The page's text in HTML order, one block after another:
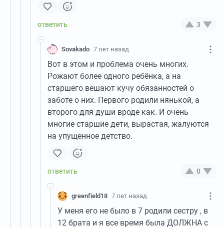
3
Sovakado 7 лет назад
Вот в этом и проблема очень многих.
Рожают более одного ребёнка, а на
старшего вешают кучу обязанностей о
заботе о них. Первого родили нянькой, а
второго для души вроде как. И очень
многие старшие дети, вырастая, жалуются
на упущенное детство.
0
greenfield18 7 лет назад
У меня его не было в 7 родили сестру , в
12 брата и я все время была ДОЛЖНА с